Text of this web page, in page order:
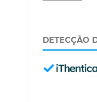
DETECÇÃO